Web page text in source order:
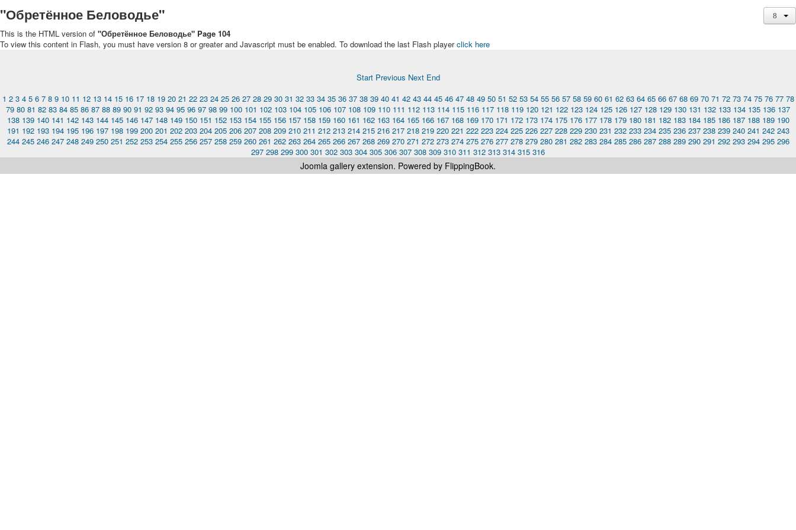
"Обретённое Беловодье"
This is the HTML version of "Обретённое Беловодье" Page 104
To view this content in Flash, you must have version 8 or greater and Javascript must be enabled. To download the last Flash playerclick here
Start Previous Next End
1 2 3 4 5 6 7 8 9 10 11 12 13 14 15 16 17 18 19 20 21 22 23 24 25 26 27 28 29 30 31 32 33 34 35 36 37 38 39 40 41 42 43 44 45 46 47 48 49 50 51 52 53 54 55 56 57 58 59 60 61 62 63 64 65 66 67 68 69 70 71 72 73 74 75 76 77 78
79 80 81 82 83 84 85 86 87 88 89 90 91 92 93 94 95 96 97 98 99 100 101 102 103 104 105 106 107 108 109 110 111 112 113 114 115 116 117 118 119 120 121 122 123 124 125 126 127 128 129 130 131 132 133 134 135 136 137
138 139 140 141 142 143 144 145 146 147 148 149 150 151 152 153 154 155 156 157 158 159 160 161 162 163 164 165 166 167 168 169 170 171 172 173 174 175 176 177 178 179 180 181 182 183 184 185 186 187 188 189 190
191 192 193 194 195 196 197 198 199 200 201 202 203 204 205 206 207 208 209 210 211 212 213 214 215 216 217 218 219 220 221 222 223 224 225 226 227 228 229 230 231 232 233 234 235 236 237 238 239 240 241 242 243
244 245 246 247 248 249 250 251 252 253 254 255 256 257 258 259 260 261 262 263 264 265 266 267 268 269 270 271 272 273 274 275 276 277 278 279 280 281 282 283 284 285 286 287 288 289 290 291 292 293 294 295 296
297 298 299 300 301 302 303 304 305 306 307 308 309 310 311 312 313 314 315 316
Joomla gallery extension. Powered by FlippingBook.